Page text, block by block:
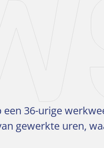
36-urige
gewerkte uren,